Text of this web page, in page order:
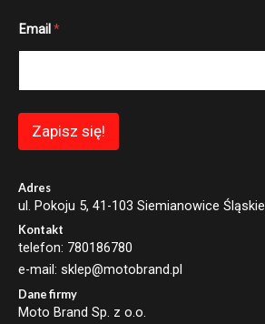
m
E
l
m
a
l
Email *
Zapisz się!
Adres
ul. Pokoju 5, 41-103 Siemianowice Śląskie
Kontakt
telefon: 780186780
e-mail: sklep@motobrand.pl
Dane firmy
Moto Brand Sp. z o.o.